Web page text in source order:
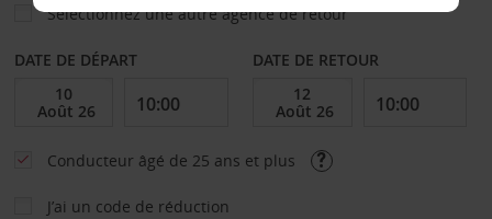
Sélectionnez une autre agence de retour
DATE DE DÉPART DATE DE RETOUR
Conducteur âgé de 25 ans et plus
J’ai un code de réduction